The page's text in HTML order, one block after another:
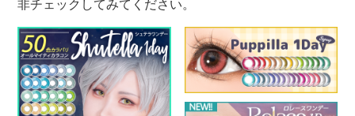
非チェックしてみてください。